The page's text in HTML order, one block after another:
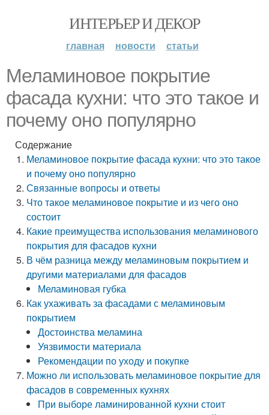
ИНТЕРЬЕР И ДЕКОР
главная новости статьи
Меламиновое покрытие
фасада кухни: что это такое и
почему оно популярно
Содержание
Меламиновое покрытие фасада кухни: что это такое
и почему оно популярно
Связанные вопросы и ответы
Что такое меламиновое покрытие и из чего оно
состоит
Какие преимущества использования меламинового
покрытия для фасадов кухни
В чём разница между меламиновым покрытием и
другими материалами для фасадов
Меламиновая губка
Как ухаживать за фасадами с меламиновым
покрытием
Достоинства меламина
Уязвимости материала
Рекомендации по уходу и покупке
Можно ли использовать меламиновое покрытие для
фасадов в современных кухнях
При выборе ламинированной кухни стоит